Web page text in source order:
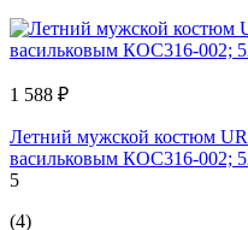
1 588 ₽
Летний мужской костюм
васильковым КОС316-002;
5
(4)